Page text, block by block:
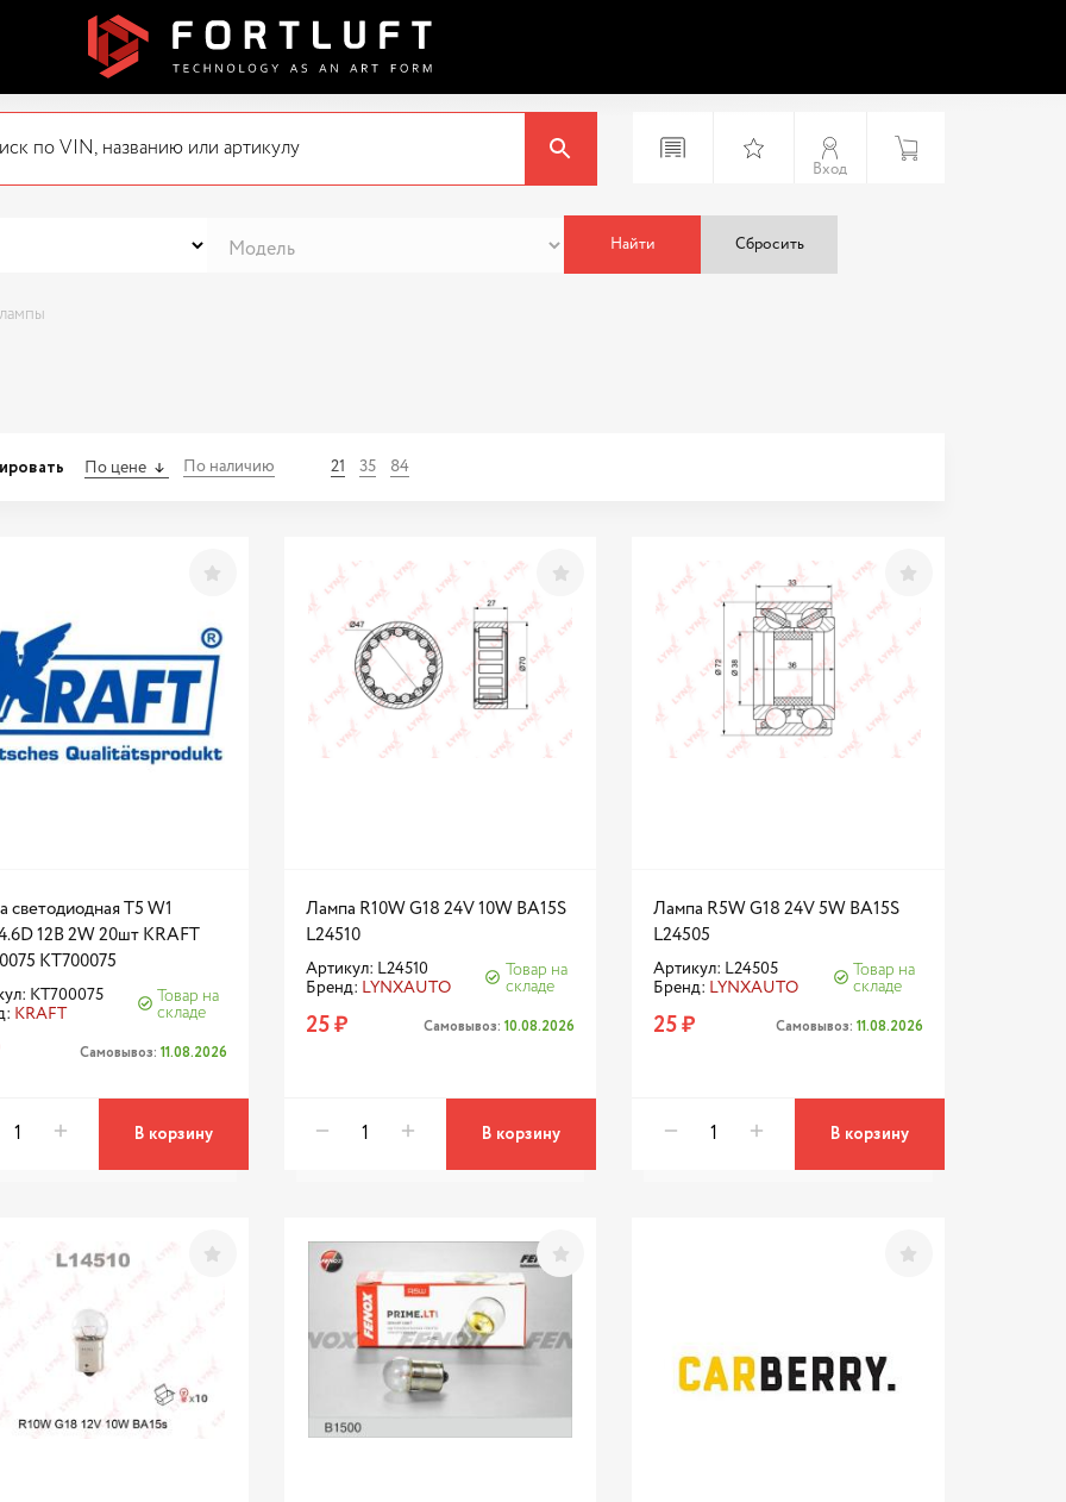
Вход
Найти Сбросить
По цене По наличию 21 35 84
светодиодная T5 W1
12В 2W 20шт KRAFT
KT700075
KT700075
KRAFT
Товар на
складе
Самовывоз: 11.08.2026
В корзину
Лампа R10W G18 24V 10W BA15S
L24510
Артикул: L24510
Бренд: LYNXAUTO
Товар на
складе
25 ₽ Самовывоз:10.08.2026
В корзину
Лампа R5W G18 24V 5W BA15S
L24505
Артикул: L24505
Бренд: LYNXAUTO
Товар на
складе
25 ₽ Самовывоз: 11.08.2026
В корзину